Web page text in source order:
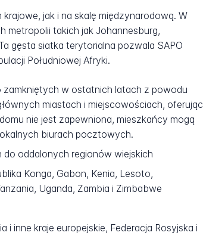
jak i na skalę międzynarodową. W
metropolii takich jak Johannesburg,
gęsta siatka terytorialna pozwala SAPO
Południowej Afryki.
zamkniętych w ostatnich latach z powodu
miastach i miejscowościach, oferując
nie jest zapewniona, mieszkańcy mogą
biurach pocztowych.
do oddalonych regionów wiejskich
Konga, Gabon, Kenia, Lesoto,
Uganda, Zambia i Zimbabwe
i inne kraje europejskie, Federacja Rosyjska i